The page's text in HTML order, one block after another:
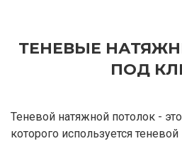
ТЕНЕВЫЕ
ПОД
Теневой натяжной потолок -
которого используется